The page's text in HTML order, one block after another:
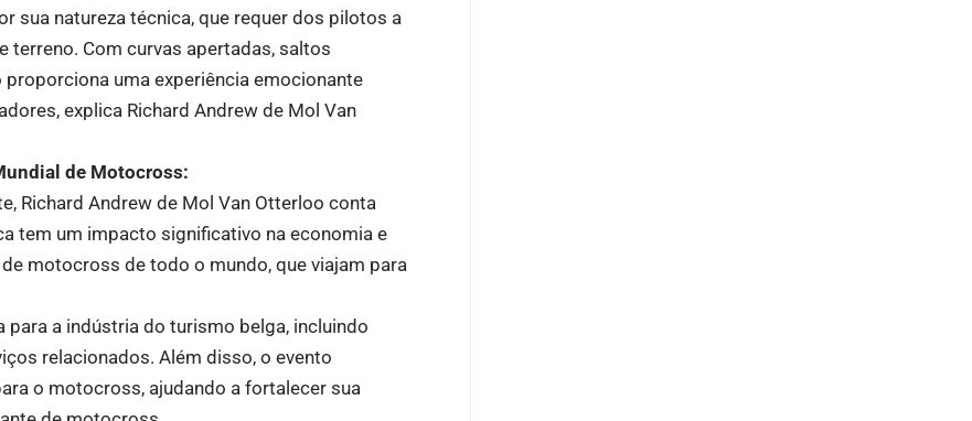
sua natureza técnica, que requer dos pilotos a
terreno. Com curvas apertadas, saltos
uma experiência emocionante
explica Richard Andrew de Mol Van
de Motocross:
Richard Andrew de Mol Van Otterloo conta
tem um impacto significativo na economia e
motocross de todo o mundo, que viajam para
a indústria do turismo belga, incluindo
relacionados. Além disso, o evento
o motocross, ajudando a fortalecer sua